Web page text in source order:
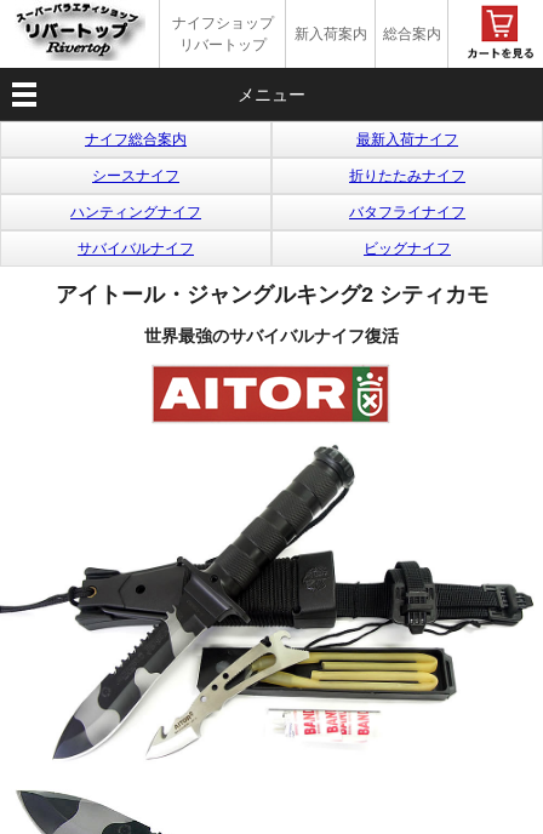
ナイフショップ
リバートップ
新入荷案内 総合案内
メニュー
ナイフ総合案内 最新入荷ナイフ
シースナイフ 折りたたみナイフ
ハンティングナイフ バタフライナイフ
サバイバルナイフ ビッグナイフ
アイトール・ジャングルキング2 シティカモ
世界最強のサバイバルナイフ復活